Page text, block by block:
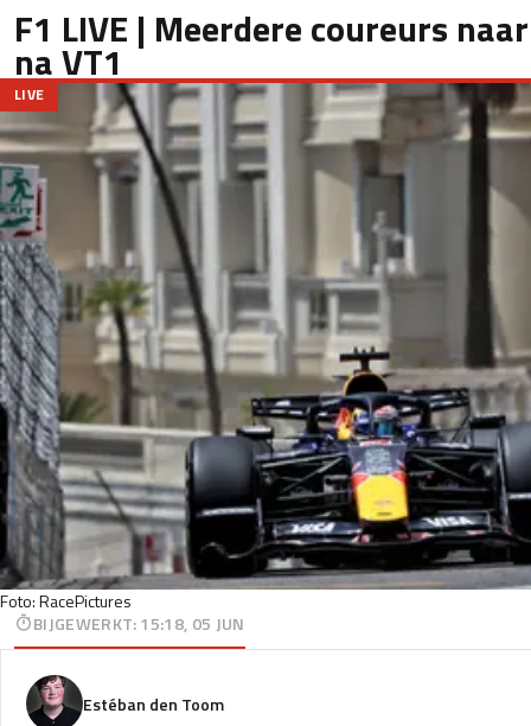
F1 LIVE | Meerdere coureurs
na VT1
Foto: RacePictures
LIVE
BIJGEWERKT:15:18, 05 JUN
Estéban den Toom